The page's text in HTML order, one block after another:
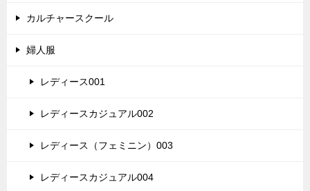
カルチャースクール
婦人服
レディース001
レディースカジュアル002
レディース（フェミニン）003
レディースカジュアル004